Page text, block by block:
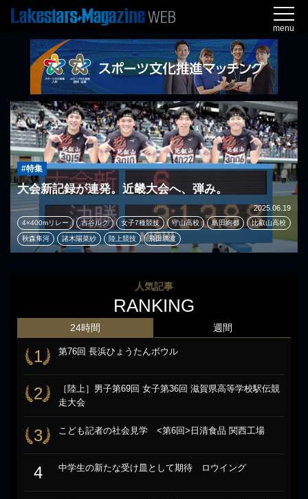
menu
#特集
大会新記録が連発。近畿大会へ、弾み。
2025.06.19
4×400mリレー 古谷ルク 女子7種競技 守山高校 島田絢都 比叡山高校
秋森隼河 諸木陽菜紗 陸上競技 飛田瑛渡
人気記事
RANKING
24時間
1 第76回 長浜ひょうたんボウル
2
［陸上］男子第69回 女子第36回 滋賀県高等学校駅伝競
走大会
3 こども記者の社会見学 <第6回>日清食品 関西工場
4 中学生の新たな受け皿として期待 ロウイング
週間